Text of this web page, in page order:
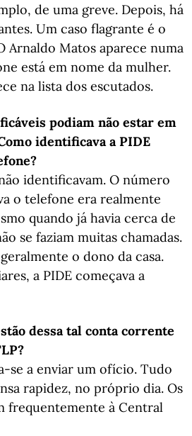
de uma greve. Depois, há
Um caso flagrante é o
Arnaldo Matos aparece numa
está em nome da mulher.
na lista dos escutados.
podiam não estar em
identificava a PIDE
identificavam. O número
o telefone era realmente
quando já havia cerca de
se faziam muitas chamadas.
o dono da casa.
a PIDE começava a
dessa tal conta corrente
se a enviar um ofício. Tudo
rapidez, no próprio dia. Os
frequentemente à Central